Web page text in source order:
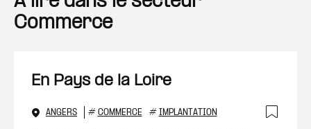
Commerce
En Pays de la Loire
ANGERS # COMMERCE # IMPLANTATION